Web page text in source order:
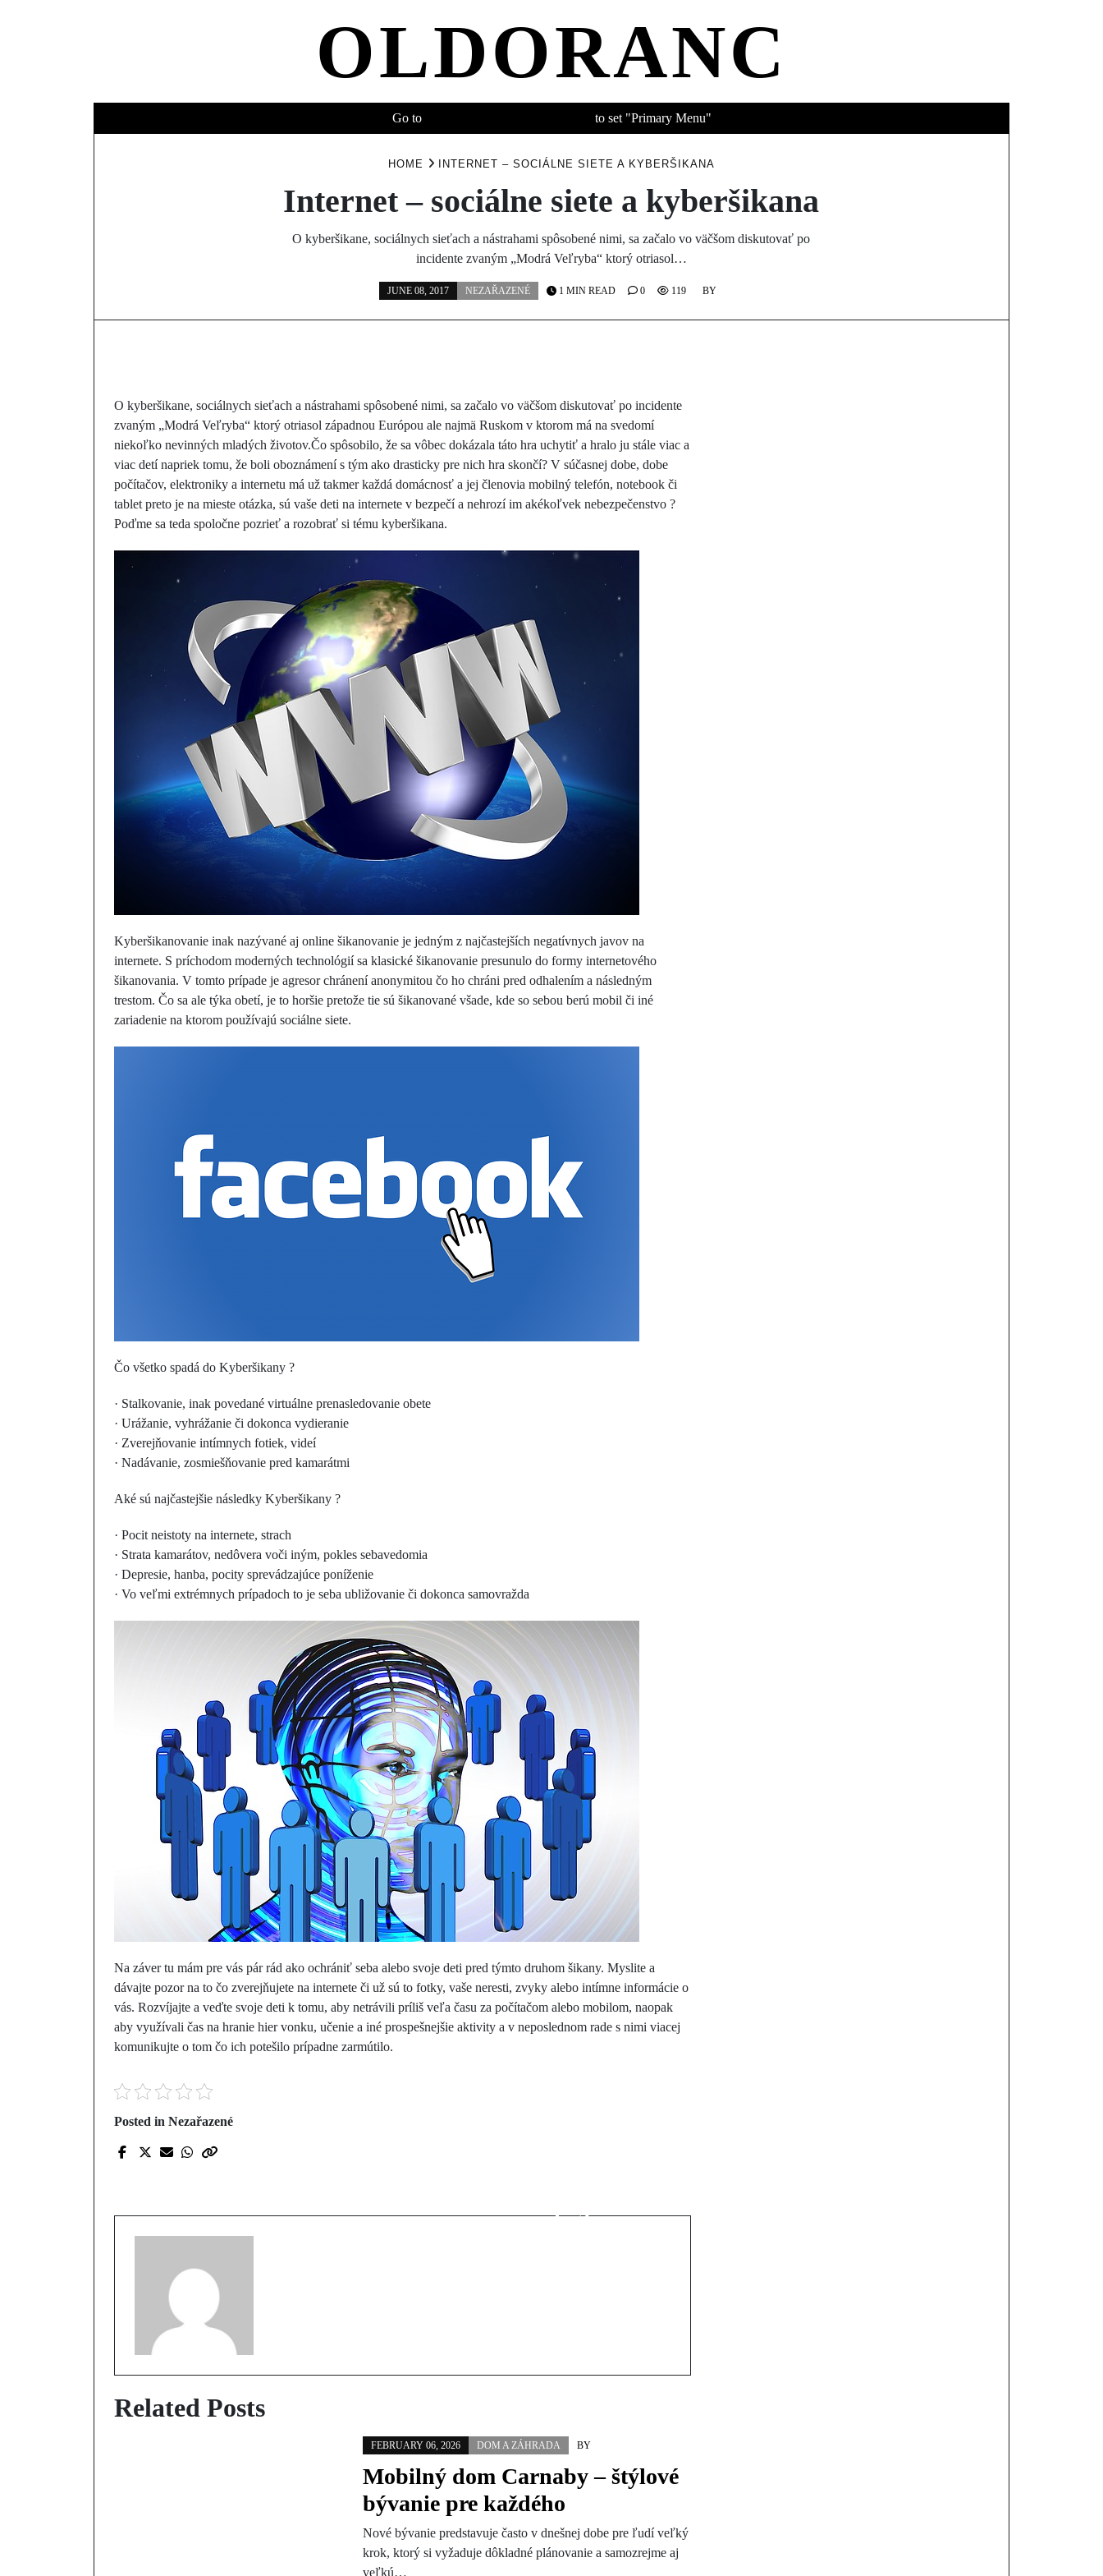
OLDORANC
Go to to set "Primary Menu"
HOME INTERNET – SOCIÁLNE SIETE A KYBERŠIKANA
Internet – sociálne siete a kyberšikana
O kyberšikane, sociálnych sieťach a nástrahami spôsobené nimi, sa začalo vo väčšom diskutovať po
incidente zvaným „Modrá Veľryba“ ktorý otriasol…
JUNE 08, 2017 NEZAŘAZENÉ BY
1 MIN READ 0 119
O kyberšikane, sociálnych sieťach a nástrahami spôsobené nimi, sa začalo vo väčšom diskutovať po incidente
zvaným „Modrá Veľryba“ ktorý otriasol západnou Európou ale najmä Ruskom v ktorom má na svedomí
niekoľko nevinných mladých životov.Čo spôsobilo, že sa vôbec dokázala táto hra uchytiť a hralo ju stále viac a
viac detí napriek tomu, že boli oboznámení s tým ako drasticky pre nich hra skončí? V súčasnej dobe, dobe
počítačov, elektroniky a internetu má už takmer každá domácnosť a jej členovia mobilný telefón, notebook či
tablet preto je na mieste otázka, sú vaše deti na internete v bezpečí a nehrozí im akékoľvek nebezpečenstvo ?
Poďme sa teda spoločne pozrieť a rozobrať si tému kyberšikana.
Kyberšikanovanie inak nazývané aj online šikanovanie je jedným z najčastejších negatívnych javov na
internete. S príchodom moderných technológií sa klasické šikanovanie presunulo do formy internetového
šikanovania. V tomto prípade je agresor chránení anonymitou čo ho chráni pred odhalením a následným
trestom. Čo sa ale týka obetí, je to horšie pretože tie sú šikanované všade, kde so sebou berú mobil či iné
zariadenie na ktorom používajú sociálne siete.
Čo všetko spadá do Kyberšikany ?
· Stalkovanie, inak povedané virtuálne prenasledovanie obete
· Urážanie, vyhrážanie či dokonca vydieranie
· Zverejňovanie intímnych fotiek, videí
· Nadávanie, zosmiešňovanie pred kamarátmi
Aké sú najčastejšie následky Kyberšikany ?
· Pocit neistoty na internete, strach
· Strata kamarátov, nedôvera voči iným, pokles sebavedomia
· Depresie, hanba, pocity sprevádzajúce poníženie
· Vo veľmi extrémnych prípadoch to je seba ubližovanie či dokonca samovražda
Na záver tu mám pre vás pár rád ako ochrániť seba alebo svoje deti pred týmto druhom šikany. Myslite a
dávajte pozor na to čo zverejňujete na internete či už sú to fotky, vaše neresti, zvyky alebo intímne informácie o
vás. Rozvíjajte a veďte svoje deti k tomu, aby netrávili príliš veľa času za počítačom alebo mobilom, naopak
aby využívali čas na hranie hier vonku, učenie a iné prospešnejšie aktivity a v neposlednom rade s nimi viacej
komunikujte o tom čo ich potešilo prípadne zarmútilo.
Posted in Nezařazené
neónky?
Related Posts
FEBRUARY 06, 2026 DOM A ZÁHRADA BY
Mobilný dom Carnaby – štýlové
bývanie pre každého
Nové bývanie predstavuje často v dnešnej dobe pre ľudí veľký
krok, ktorý si vyžaduje dôkladné plánovanie a samozrejme aj
veľkú…